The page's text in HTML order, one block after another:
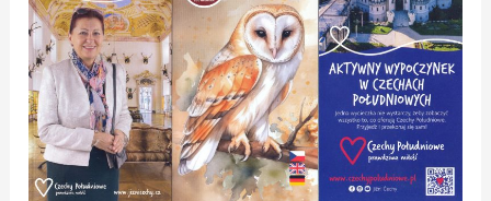
JAKO
CZĘŚĆ
TURYSTYKI